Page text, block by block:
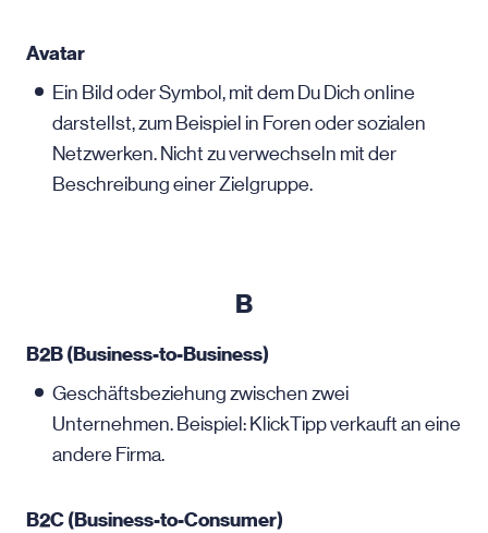
Avatar
Ein Bild oder Symbol, mit dem Du Dich online
darstellst, zum Beispiel in Foren oder sozialen
Netzwerken. Nicht zu verwechseln mit der
Beschreibung einer Zielgruppe.
B
B2B (Business-to-Business)
Geschäftsbeziehung zwischen zwei
Unternehmen. Beispiel: KlickTipp verkauft an eine
andere Firma.
B2C (Business-to-Consumer)